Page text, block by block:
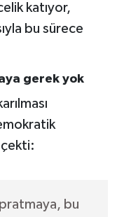
katıyor,
bu sürece
gerek yok
bu